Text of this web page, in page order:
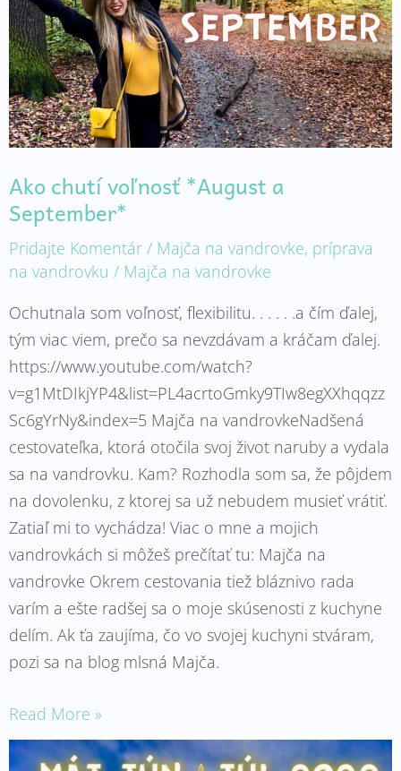
Ako chutí voľnosť *August a
September*
Pridajte Komentár / Majča na vandrovke, príprava
na vandrovku / Majča na vandrovke
Ochutnala som voľnosť, flexibilitu. . . . . .a čím ďalej,
tým viac viem, prečo sa nevzdávam a kráčam ďalej.
https://www.youtube.com/watch?
v=g1MtDIkjYP4&list=PL4acrtoGmky9TIw8egXXhqqzz
Sc6gYrNy&index=5 Majča na vandrovkeNadšená
cestovateľka, ktorá otočila svoj život naruby a vydala
sa na vandrovku. Kam? Rozhodla som sa, že pôjdem
na dovolenku, z ktorej sa už nebudem musieť vrátiť.
Zatiaľ mi to vychádza! Viac o mne a mojich
vandrovkách si môžeš prečítať tu: Majča na
vandrovke Okrem cestovania tiež bláznivo rada
varím a ešte radšej sa o moje skúsenosti z kuchyne
delím. Ak ťa zaujíma, čo vo svojej kuchyni stváram,
pozi sa na blog mlsná Majča.
a
September*
Read More »
Leto: